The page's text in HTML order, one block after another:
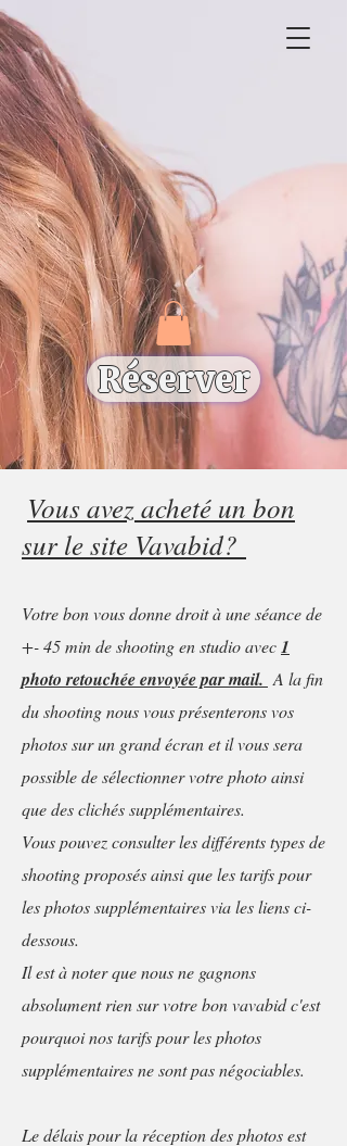
Réserver
Vous avez acheté un bon
sur le site Vavabid?
Votre bon vous donne droit à une séance de
+- 45 min de shooting en studio avec1
photoretouchée envoyée par mail. A la fin
du shooting nous vous présenterons vos
photos sur un grand écran et il vous sera
possible de sélectionner votre photo ainsi
que des clichés supplémentaires.
Vous pouvez consulter les différents types de
shooting proposés ainsi que les tarifs pour
les photos supplémentaires via les liens ci-
dessous.
Il est à noter que nous ne gagnons
absolument rien sur votre bon vavabid c'est
pourquoi nos tarifs pour les photos
supplémentaires ne sont pas négociables.
Le délais pour la réception des photos est